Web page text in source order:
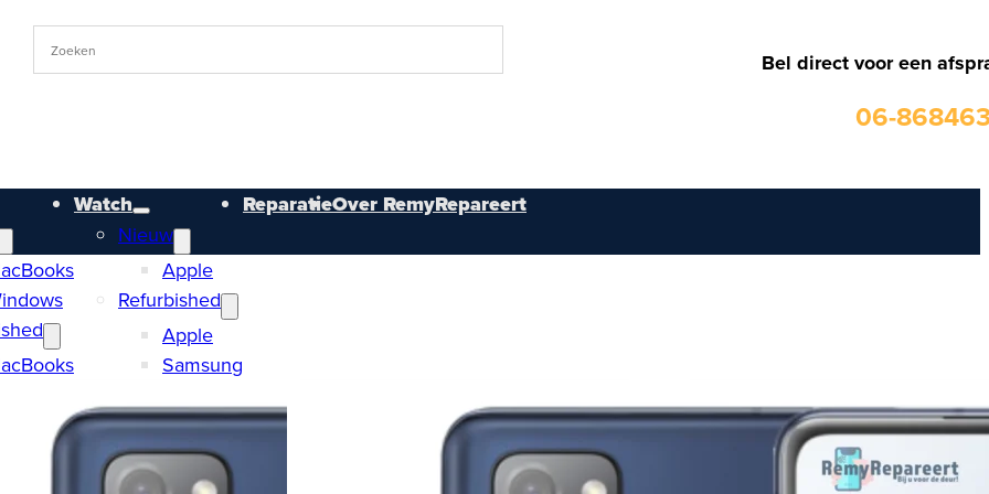
Bel direct voor een
06-
Watch
Nieuw
Apple
Refurbished
Apple
Samsung
ReparatieOver RemyRepareert